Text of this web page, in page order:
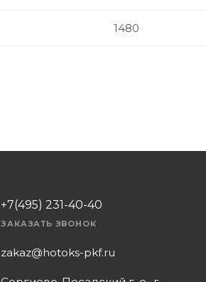
1480
+7(495) 231-40-40
ЗАКАЗАТЬ ЗВОНОК
zakaz@hotoks-pkf.ru